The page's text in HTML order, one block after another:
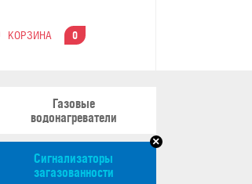
КОРЗИНА 0
Газовые
водонагреватели
Сигнализаторы
загазованности